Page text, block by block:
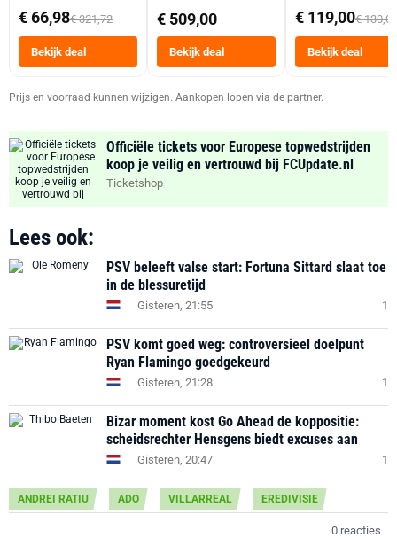
abonnement
€ 66,98€ 321,72
Bekijk deal
€ 509,00
Bekijk deal
Dubbele Mand 9
Tot 6 Personen
Heteluchtfriteuse
Zwart
€ 119,00€ 130,00
Bekijk deal
Prijs en voorraad kunnen wijzigen. Aankopen lopen via de partner.
Officiële tickets voor Europese topwedstrijden
koop je veilig en vertrouwd bij FCUpdate.nl
Ticketshop
Lees ook:
PSV beleeft valse start: Fortuna Sittard slaat toe
in de blessuretijd
Gisteren, 21:55 1
PSV komt goed weg: controversieel doelpunt
Ryan Flamingo goedgekeurd
Gisteren, 21:28 1
Bizar moment kost Go Ahead de koppositie:
scheidsrechter Hensgens biedt excuses aan
Gisteren, 20:47 1
ANDREI RATIU ADO VILLARREAL EREDIVISIE
0 reacties